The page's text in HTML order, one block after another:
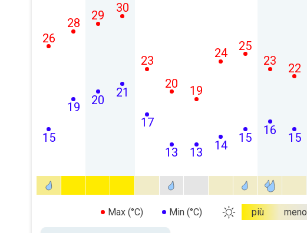
15
26
19
28
20
29
21
30
17
23
13
20
13
19
14
24
15
25
16
23
15
22
Max (°C) Min (°C) più meno